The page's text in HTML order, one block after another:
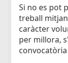
Si no es pot
treball
caràcter
per millora,